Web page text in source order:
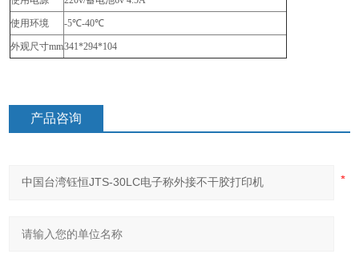
使用环境 -5℃-40℃
外观尺寸mm341*294*104
产品咨询